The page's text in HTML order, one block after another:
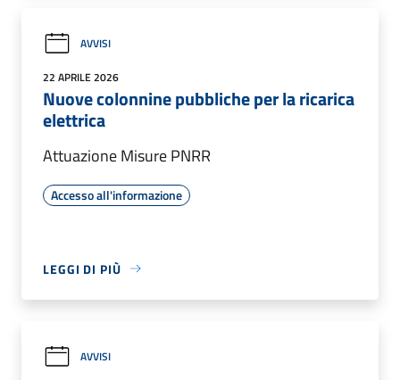
AVVISI
22 APRILE 2026
Nuove colonnine pubbliche per la ricarica
elettrica
Attuazione Misure PNRR
Accesso all'informazione
LEGGI DI PIÙ
AVVISI